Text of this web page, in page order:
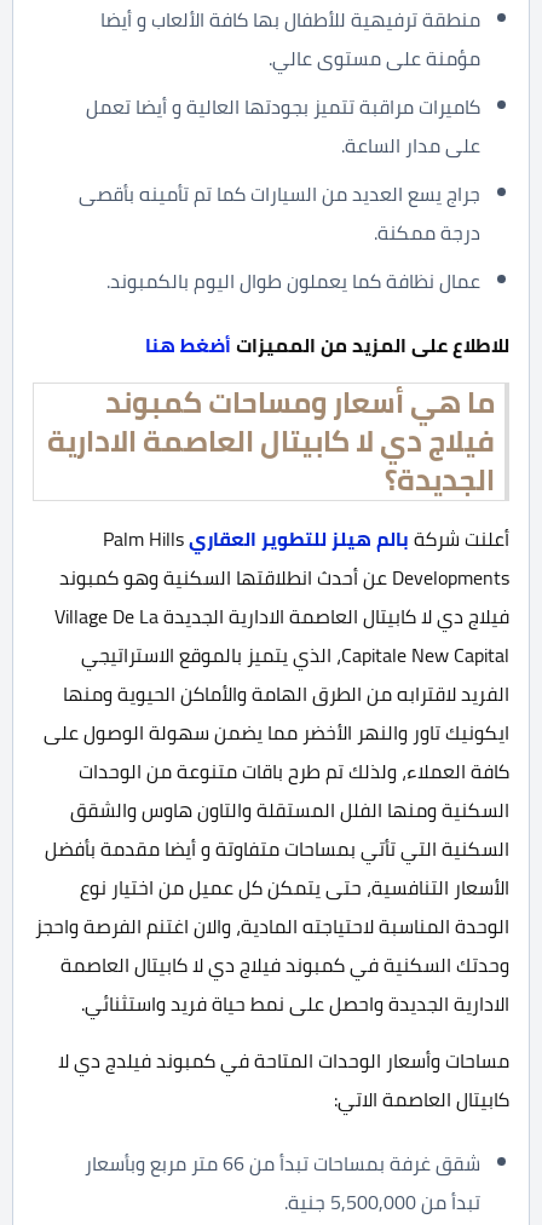
منطقة ترفيهية للأطفال بها كافة الألعاب و أيضا
مؤمنة على مستوى عالي.
كاميرات مراقبة تتميز بجودتها العالية و أيضا تعمل
على مدار الساعة.
جراج يسع العديد من السيارات كما تم تأمينه بأقصى
درجة ممكنة.
عمال نظافة كما يعملون طوال اليوم بالكمبوند.
للاطلاع على المزيد من المميزات أضغط هنا
ما هي أسعار ومساحات كمبوند
فيلاج دي لا كابيتال العاصمة الادارية
الجديدة؟
أعلنت شركةبالم هيلز للتطوير العقاريPalm Hills
Developments عن أحدث انطلاقتها السكنية وهو كمبوند
فيلاج دي لا كابيتال العاصمة الادارية الجديدة Village De La
Capitale New Capital، الذي يتميز بالموقع الاستراتيجي
الفريد لاقترابه من الطرق الهامة والأماكن الحيوية ومنها
ايكونيك تاور والنهر الأخضر مما يضمن سهولة الوصول على
كافة العملاء، ولذلك تم طرح باقات متنوعة من الوحدات
السكنية ومنها الفلل المستقلة والتاون هاوس والشقق
السكنية التي تأتي بمساحات متفاوتة و أيضا مقدمة بأفضل
الأسعار التنافسية، حتى يتمكن كل عميل من اختيار نوع
الوحدة المناسبة لاحتياجته المادية، والان اغتنم الفرصة واحجز
وحدتك السكنية في كمبوند فيلاج دي لا كابيتال العاصمة
الادارية الجديدة واحصل على نمط حياة فريد واستثنائي.
مساحات وأسعار الوحدات المتاحة في كمبوند فيلدج دي لا
كابيتال العاصمة الاتي:
شقق غرفة بمساحات تبدأ من 66 متر مربع وبأسعار
تبدأ من 5,500,000 جنية.